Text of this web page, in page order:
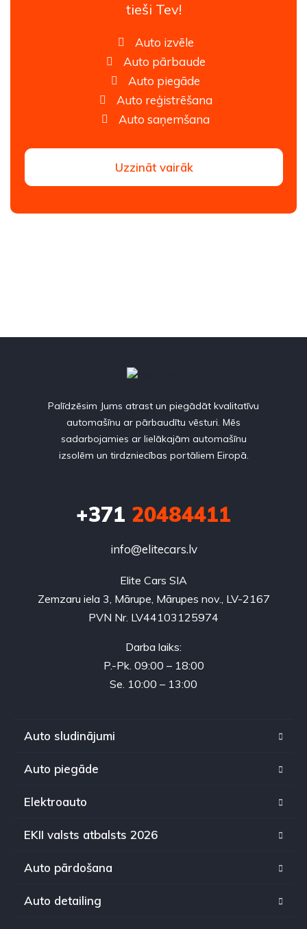
tieši Tev!
Auto izvēle
Auto pārbaude
Auto piegāde
Auto reģistrēšana
Auto saņemšana
Uzzināt vairāk
Palīdzēsim Jums atrast un piegādāt kvalitatīvu
automašīnu ar pārbaudītu vēsturi. Mēs
sadarbojamies ar lielākajām automašīnu
izsolēm un tirdzniecības portāliem Eiropā.
+371 20484411
info@elitecars.lv
Elite Cars SIA
Zemzaru iela 3, Mārupe, Mārupes nov., LV-2167
PVN Nr. LV44103125974
Darba laiks:
P.-Pk. 09:00 – 18:00
Se. 10:00 – 13:00
Auto sludinājumi
Auto piegāde
Elektroauto
EKII valsts atbalsts 2026
Auto pārdošana
Auto detailing